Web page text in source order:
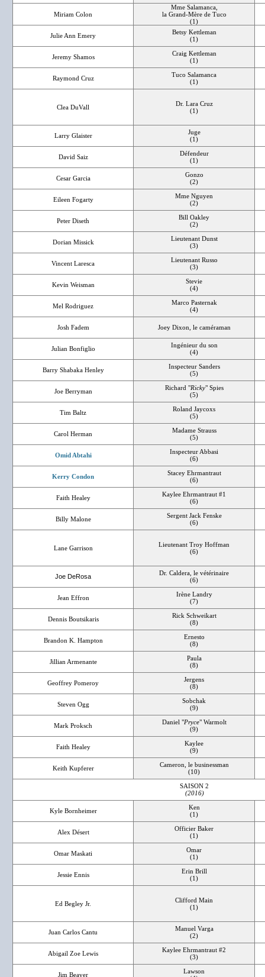
Miriam Colon
Mme Salamanca,
la Grand-Mère de Tuco
(1)
Julie Ann Emery
Betsy Kettleman
(1)
Jeremy Shamos
Craig Kettleman
(1)
Raymond Cruz
Tuco Salamanca
(1)
Clea DuVall
Dr. Lara Cruz
(1)
Larry Glaister
Juge
(1)
David Saiz
Défendeur
(1)
Cesar Garcia
Gonzo
(2)
Eileen Fogarty
Mme Nguyen
(2)
Peter Diseth
Bill Oakley
(2)
Dorian Missick
Lieutenant Dunst
(3)
Vincent Laresca
Lieutenant Russo
(3)
Kevin Weisman
Stevie
(4)
Mel Rodriguez
Marco Pasternak
(4)
Josh Fadem Joey Dixon, le caméraman
Julian Bonfiglio
Ingénieur du son
(4)
Barry Shabaka Henley
Inspecteur Sanders
(5)
Joe Berryman Richard "Ricky" Spies
(5)
Tim Baltz
Roland Jaycoxs
(5)
Carol Herman
Madame Strauss
(5)
Omid Abtahi
Inspecteur Abbasi
(6)
Kerry Condon
Stacey Ehrmantraut
(6)
Faith Healey
Kaylee Ehrmantraut #1
(6)
Billy Malone
Sergent Jack Fenske
(6)
Lane Garrison
Lieutenant Troy Hoffman
(6)
Joe DeRosa
Dr. Caldera, le vétérinaire
(6)
Jean Effron
Irène Landry
(7)
Dennis Boutsikaris
Rick Schweikart
(8)
Brandon K. Hampton
Ernesto
(8)
Jillian Armenante
Paula
(8)
Geoffrey Pomeroy
Jergens
(8)
Steven Ogg
Sobchak
(9)
Mark Proksch Daniel "Pryce" Warmolt
(9)
Faith Healey
Kaylee
(9)
Keith Kupferer
Cameron, le businessman
(10)
SAISON 2
(2016)
Kyle Bornheimer
Ken
(1)
Alex Désert
Officier Baker
(1)
Omar Maskati
Omar
(1)
Jessie Ennis
Erin Brill
(1)
Ed Begley Jr.
Clifford Main
(1)
Juan Carlos Cantu
Manuel Varga
(2)
Abigail Zoe Lewis
Kaylee Ehrmantraut #2
(3)
Jim Beaver
Lawson